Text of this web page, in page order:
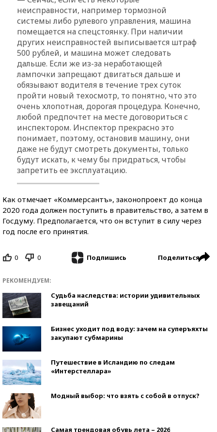
неисправности, например тормозной
системы либо рулевого управления, машина
помещается на спецстоянку. При наличии
других неисправностей выписывается штраф
500 рублей, и машина может следовать
дальше. Если же из-за неработающей
лампочки запрещают двигаться дальше и
обязывают водителя в течение трех суток
пройти новый техосмотр, то понятно, что это
очень хлопотная, дорогая процедура. Конечно,
любой предпочтет на месте договориться с
инспектором. Инспектор прекрасно это
понимает, поэтому, остановив машину, они
даже не будут смотреть документы, только
будут искать, к чему бы придраться, чтобы
запретить ее эксплуатацию.
Как отмечает «Коммерсантъ», законопроект до конца
2020 года должен поступить в правительство, а затем в
Госдуму. Предполагается, что он вступит в силу через
год после его принятия.
0 0 Подпишись Поделиться
РЕКОМЕНДУЕМ:
Судьба наследства: истории удивительных
завещаний
Бизнес уходит под воду: зачем на суперъяхты
закупают субмарины
Путешествие в Исландию по следам
«Интерстеллара»
Модный выбор: что взять с собой в отпуск?
Самая трендовая обувь лета – 2026